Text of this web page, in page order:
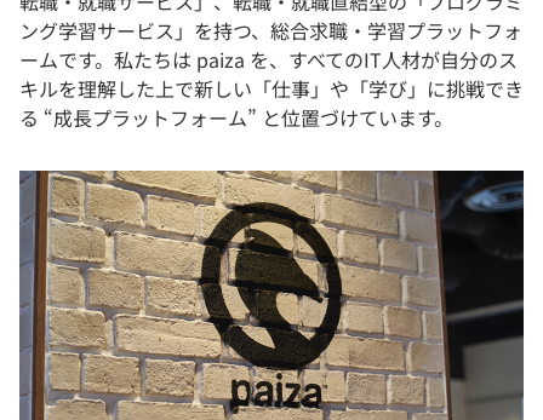
契約内容・クーポン
ング学習サービス」を持つ、総合求職・学習プラットフォ
ームです。私たちは paiza を、すべてのIT人材が自分のス
キルを理解した上で新しい「仕事」や「学び」に挑戦でき
る “成長プラットフォーム” と位置づけています。